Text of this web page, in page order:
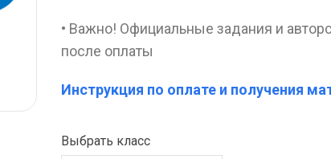
• Важно! Официальные задания и
после оплаты
Инструкция по оплате и получения
Выбрать класс